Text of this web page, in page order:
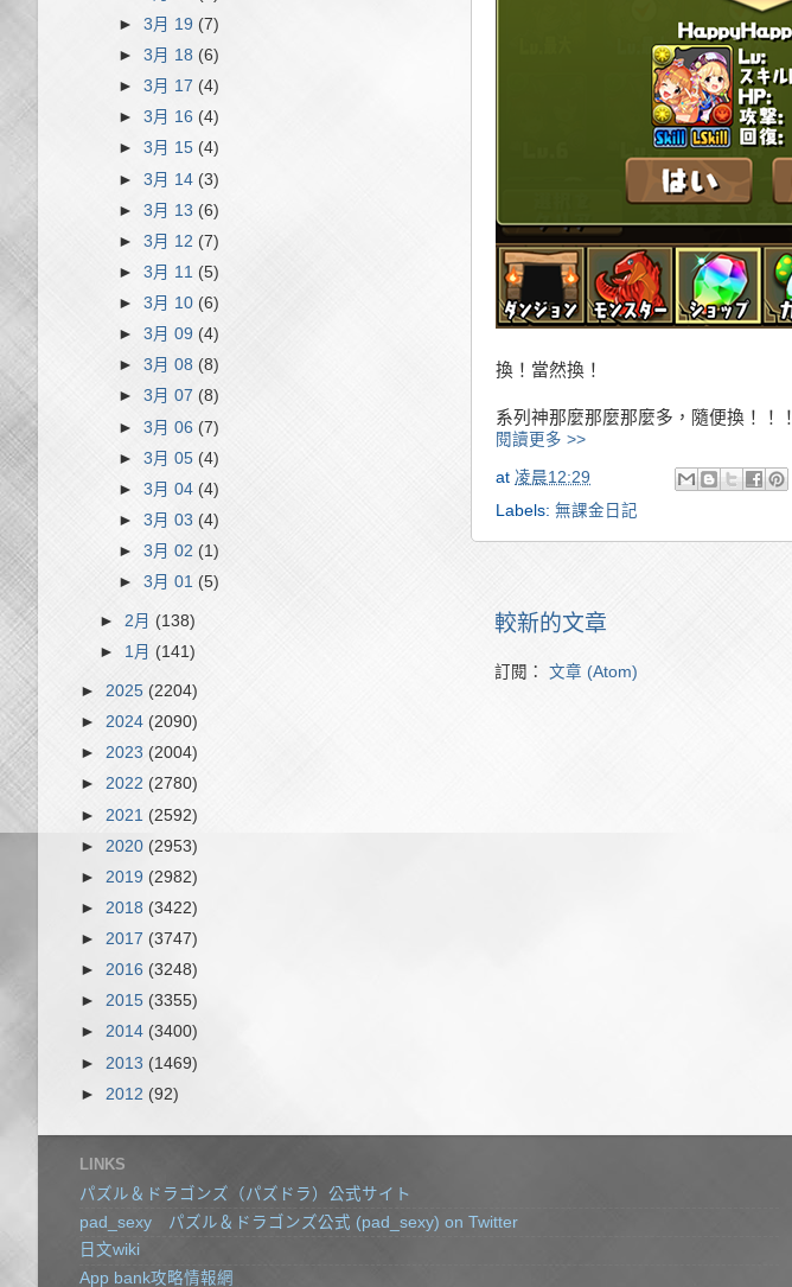
換！當然換！
系列神那麼那麼那麼多，隨便換！！！
閱讀更多 >>
at 凌晨12:29
Labels: 無課金日記
較新的文章
訂閱： 文章 (Atom)
►3月 19 (7)
►3月 18 (6)
►3月 17 (4)
►3月 16 (4)
►3月 15 (4)
►3月 14 (3)
►3月 13 (6)
►3月 12 (7)
►3月 11 (5)
►3月 10 (6)
►3月 09 (4)
►3月 08 (8)
►3月 07(8)
►3月 06 (7)
►3月 05 (4)
►3月 04 (4)
►3月 03 (4)
►3月 02(1)
►3月 01(5)
►2月(138)
► 1月(141)
► 2025 (2204)
► 2024 (2090)
► 2023 (2004)
► 2022 (2780)
► 2021 (2592)
► 2020 (2953)
► 2019 (2982)
► 2018 (3422)
► 2017 (3747)
► 2016 (3248)
► 2015 (3355)
► 2014 (3400)
► 2013 (1469)
► 2012 (92)
LINKS
パズル＆ドラゴンズ（パズドラ）公式サイト
pad_sexy パズル＆ドラゴンズ公式 (pad_sexy) on Twitter
日文wiki
App bank攻略情報網